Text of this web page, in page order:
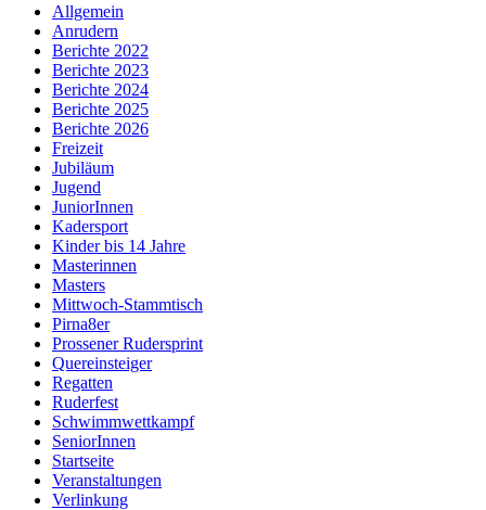
Allgemein
Anrudern
Berichte 2022
Berichte 2023
Berichte 2024
Berichte 2025
Berichte 2026
Freizeit
Jubiläum
Jugend
JuniorInnen
Kadersport
Kinder bis 14 Jahre
Masterinnen
Masters
Mittwoch-Stammtisch
Pirna8er
Prossener Rudersprint
Quereinsteiger
Regatten
Ruderfest
Schwimmwettkampf
SeniorInnen
Startseite
Veranstaltungen
Verlinkung